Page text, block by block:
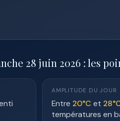
28 juin 2026 : les
AMPLITUDE DU JOUR
Entre 20°C et
températures en